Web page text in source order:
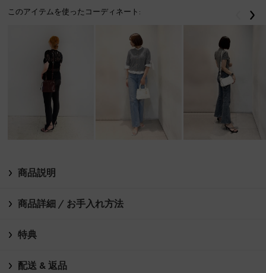
このアイテムを使ったコーディネート: 戻る
商品説明
商品詳細 / お手入れ方法
特典
配送 & 返品